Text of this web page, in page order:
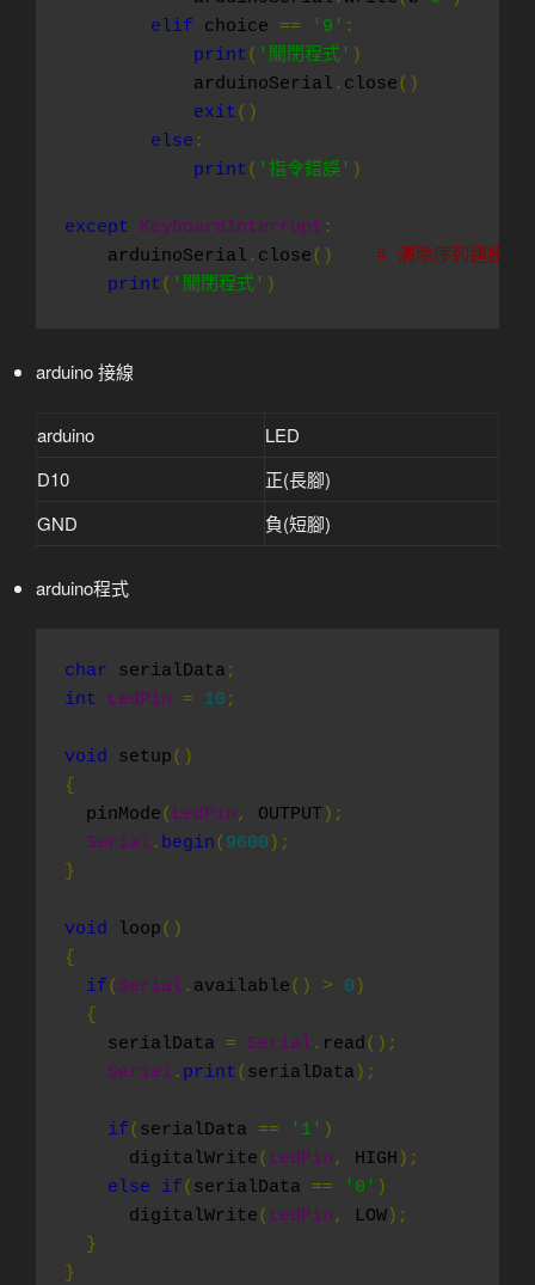
elif choice == '9' :
print( '關閉程式' )
            arduinoSerial
. close()
exit()
else :
print( '指令錯誤' )
except KeyboardInterrupt :
    arduinoSerial
. close()
# 清除序列通訊物
print( '關閉程式' )
arduino 接線
arduino
LED
D10
正(長腳)
GND
負(短腳)
arduino程式
char serialData ;
int
LedPin = 10 ;
void setup()
{
  pinMode
( LedPin, OUTPUT );
Serial . begin( 9600 );
}
void loop()
{
if( Serial . available() > 0 )
{
    serialData
= Serial . read();
Serial . print( serialData );
if( serialData == '1' )
      digitalWrite
( LedPin, HIGH );
else
if( serialData == '0' )
      digitalWrite
( LedPin, LOW);
}
}